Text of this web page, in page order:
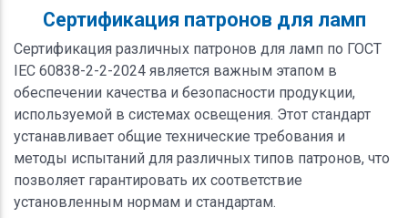
Сертификация патронов для ламп
Сертификация различных патронов для ламп по ГОСТ
IEC 60838-2-2-2024 является важным этапом в
обеспечении качества и безопасности продукции,
используемой в системах освещения. Этот стандарт
устанавливает общие технические требования и
методы испытаний для различных типов патронов, что
позволяет гарантировать их соответствие
установленным нормам и стандартам.